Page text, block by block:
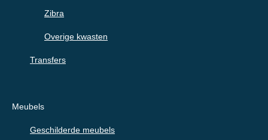
Zibra
Overige kwasten
Transfers
Meubels
Geschilderde meubels